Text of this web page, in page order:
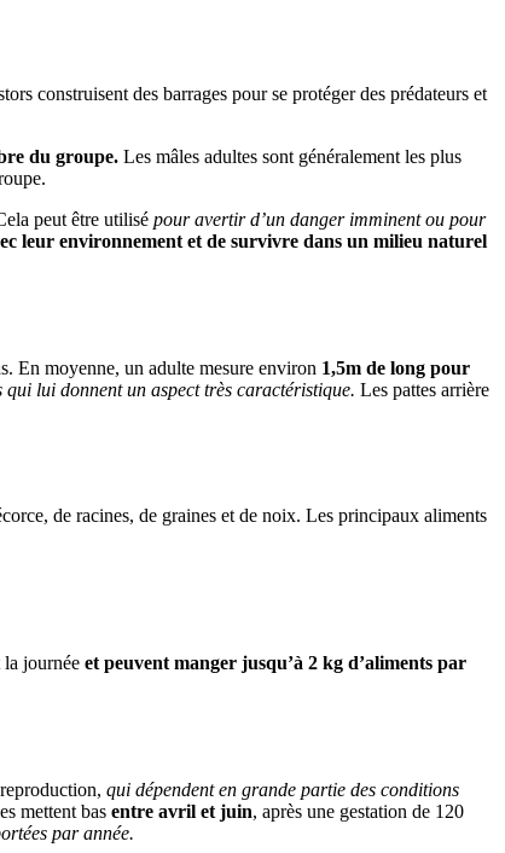
construisent des barrages pour se protéger des prédateurs et
du groupe. Les mâles adultes sont généralement les plus
peut être utilisé pour avertir d’un danger imminent ou pour
leur environnement et de survivre dans un milieu naturel
En moyenne, un adulte mesure environ 1,5m de long pour
lui donnent un aspect très caractéristique. Les pattes arrière
de racines, de graines et de noix. Les principaux aliments
la journée et peuvent manger jusqu’à 2 kg d’aliments par
qui dépendent en grande partie des conditions
mettent bas entre avril et juin, après une gestation de 120
par année.